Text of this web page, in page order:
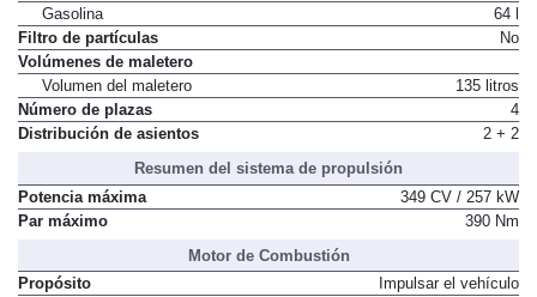
Gasolina
64 l
Filtro de partículas
No
Volúmenes de maletero
Volumen del maletero
135 litros
Número de plazas
4
Distribución de asientos
2 + 2
Resumen del sistema de propulsión
Potencia máxima
349 CV / 257 kW
Par máximo
390 Nm
Motor de Combustión
Propósito
Impulsar el vehículo